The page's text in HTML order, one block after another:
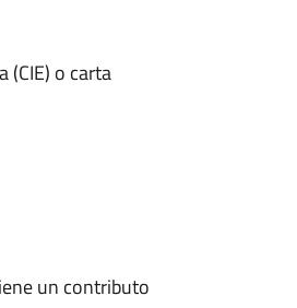
(CIE) o carta
un contributo